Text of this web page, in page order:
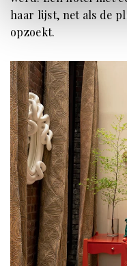
haar lijst, net als de
opzoekt.